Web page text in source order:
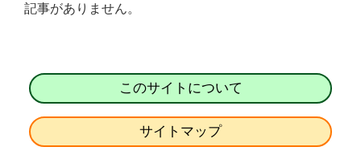
記事がありません。
このサイトについて
サイトマップ